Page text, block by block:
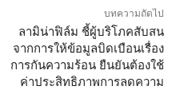
บทความถัดไป
ลามิน่าฟิล์ม ชี้ผู้บริโภคสับสน
จากการให้ข้อมูลบิดเบือนเรื่อง
การกันความร้อน ยืนยันต้องใช้
ค่าประสิทธิภาพการลดความ